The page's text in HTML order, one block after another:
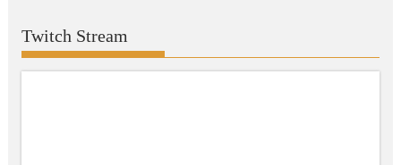
Twitch Stream